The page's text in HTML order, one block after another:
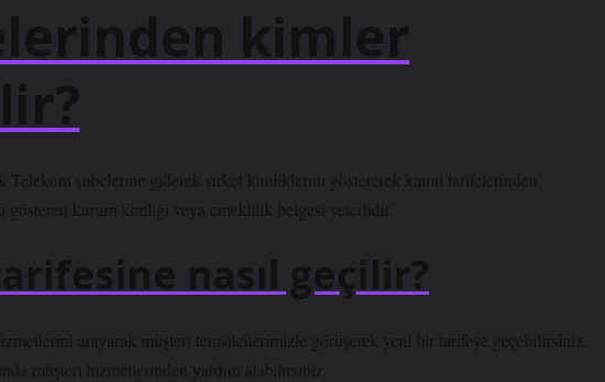
kimler
şubelerine giderek şirket kimliklerini göstererek kamu tarifelerinden
gösteren kurum kimliği veya emeklilik belgesi yeterlidir.
nasıl geçilir?
arayarak müşteri temsilcilerimizle görüşerek yeni bir tarifeye geçebilirsiniz.
müşteri hizmetlerinden yardım alabilirsiniz.